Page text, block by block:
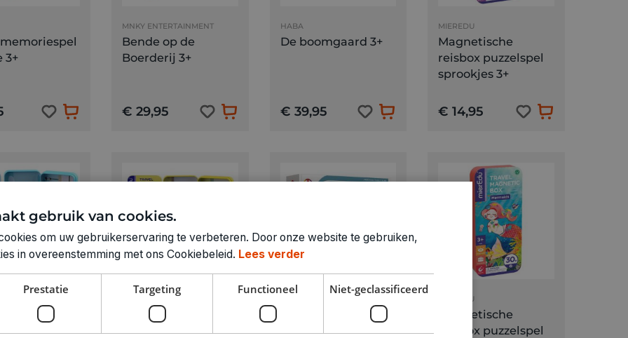
3+
MNKY ENTERTAINMENT
Bende op de
Boerderij 3+
€ 29,95
HABA
De boomgaard 3+
€ 39,95
MIEREDU
Magnetische
reisbox puzzelspel
sprookjes 3+
€ 14,95
puzzelspel
MIEREDU
Magnetische
reisbox puzzelspel
Smart Games Safari
Park Jr 3+
MIEREDU
Magnetische
reisbox puzzelspel
gebruik van cookies.
om uw gebruikerservaring te verbeteren. Door onze website te gebruiken,
in overeenstemming met ons Cookiebeleid. Lees verder
Prestatie Targeting Functioneel Niet-geclassificeerd